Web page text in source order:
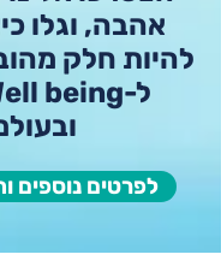
אהבה, וגלו
להיות חלק
לפרטים נוספים